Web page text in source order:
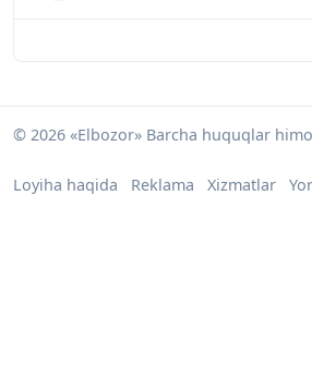
© 2026 «Elbozor» Barcha huquqlar
Loyiha haqida Reklama Xizmatlar